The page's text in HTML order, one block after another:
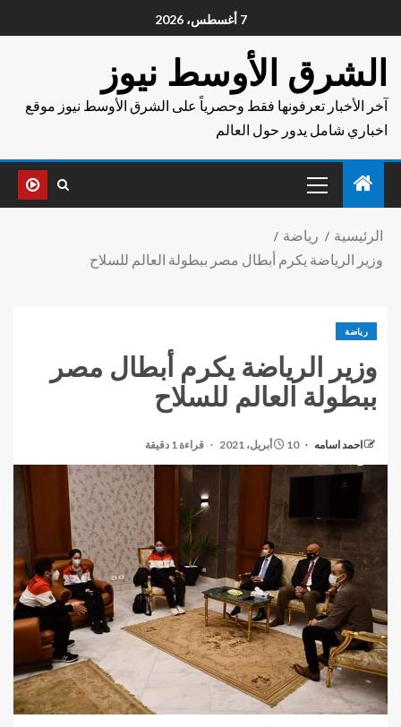
7 أغسطس، 2026
الشرق الأوسط نيوز
آخر الأخبار تعرفونها فقط وحصرياً على الشرق الأوسط نيوز موقع
اخباري شامل يدور حول العالم
الرئيسية
رياضة
وزير الرياضة يكرم أبطال مصر ببطولة العالم للسلاح
رياضة
وزير الرياضة يكرم أبطال مصر
ببطولة العالم للسلاح
احمد اسامه 10 أبريل، 2021 قراءة 1 دقيقة